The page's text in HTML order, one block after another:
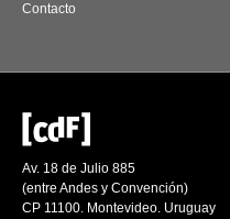
Contacto
Av. 18 de Julio 885
(entre Andes y Convención)
CP 11100. Montevideo. Uruguay